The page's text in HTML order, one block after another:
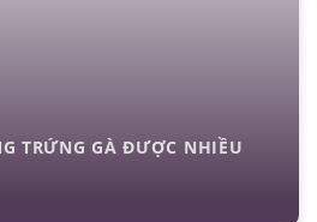
TRỨNG GÀ ĐƯỢC NHIỀU